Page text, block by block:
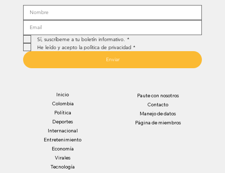
Sí, suscríbeme a tu boletín informativo. *
He leído y acepto la política de privacidad *
Enviar
Inicio
Colombia
Política
Deportes
Internacional
Entretenimiento
Economía
Virales
Tecnología
Paute con nosotros
Contacto
Manejo de datos
Página de miembros